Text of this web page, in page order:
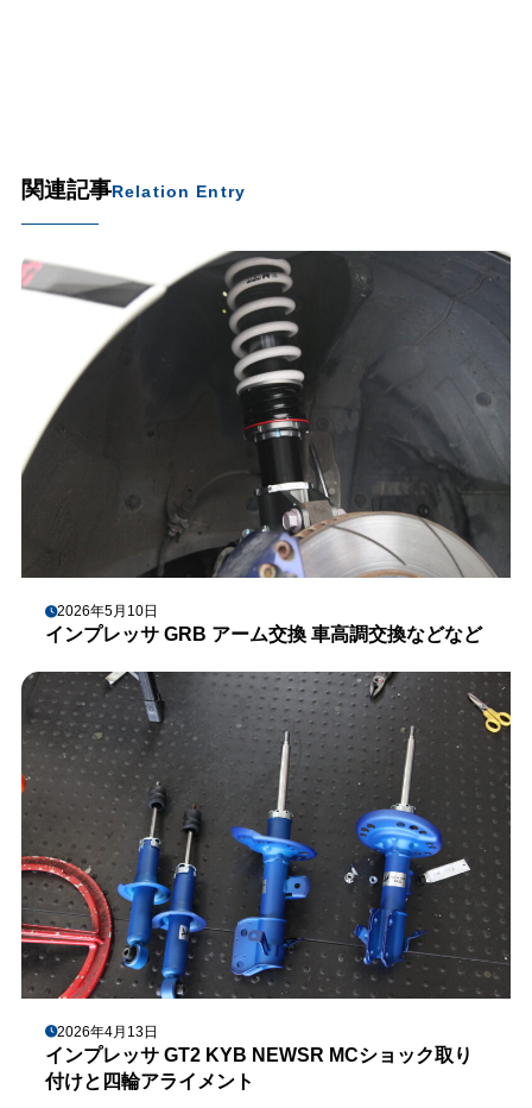
関連記事Relation Entry
2026年5月10日
インプレッサ GRB アーム交換 車高調交換などなど
2026年4月13日
インプレッサ GT2 KYB NEWSR MCショック取り
付けと四輪アライメント